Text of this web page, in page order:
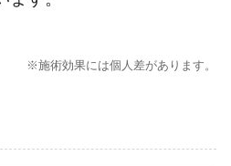
※施術効果には個人差があります。